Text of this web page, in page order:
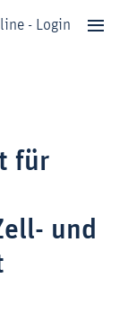
- Login
für
und